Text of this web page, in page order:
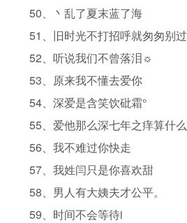
50、丶乱了夏末蓝了海
51、旧时光不打招呼就匆匆别过
52、听说我们不曾落泪☼
53、原来我不懂去爱你
54、深爱是含笑饮砒霜°
55、爱他那么深七年之痒算什么
56、我不难过你快走
57、我姓闫只是你喜欢甜
58、男人有大姨夫才公平。
59、时间不会等待i